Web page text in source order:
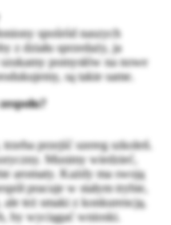
spośród naszych
z działu sprzedaży, ja
pomysłów na nowe
są takie same.
przejść szereg szkoleń.
Musimy wiedzieć,
aromaty. Każdy ma swoją
pracuje w stałym trybie,
też smaki z konkurencją.
by wyciągać wnioski.